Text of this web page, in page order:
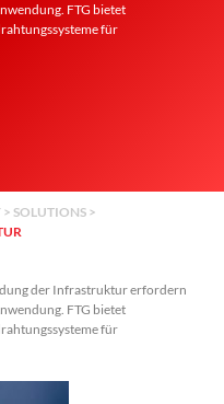
FTG bietet
für
> SOLUTIONS >
der Infrastruktur erfordern
FTG bietet
für